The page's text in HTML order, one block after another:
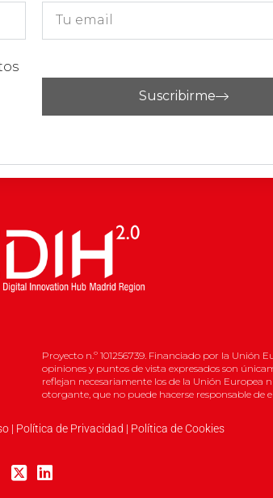
Suscribirme
Proyecto n.º 101256739. Financiado por la Unión
opiniones y puntos de vista expresados son
reflejan necesariamente los de la Unión Europea
otorgante, que no puede hacerse responsable de
| Política de Privacidad | Política de Cookies